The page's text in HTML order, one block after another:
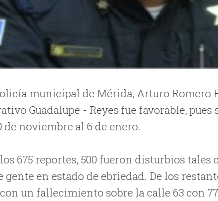
municipal de Mérida, Arturo Romero
Guadalupe - Reyes fue favorable,
noviembre al 6 de enero.
675 reportes, 500 fueron disturbios tales
gente en estado de ebriedad. De los
un fallecimiento sobre la calle 63 con